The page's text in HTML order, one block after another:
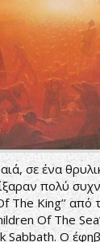
σε ένα
πολύ
The King’’ από
Of The
Sabbath. Ο